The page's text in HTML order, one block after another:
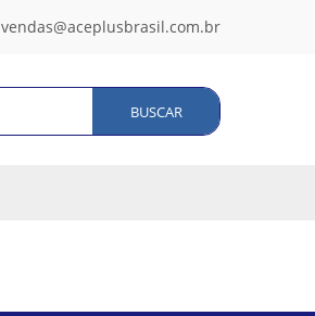
vendas@aceplusbrasil.com.br
BUSCAR